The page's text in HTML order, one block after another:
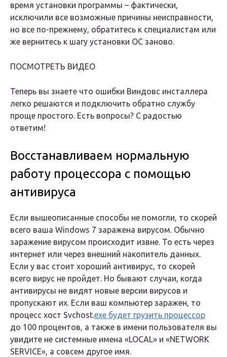
время установки программы – фактически,
исключили все возможные причины неисправности,
но все по-прежнему, обратитесь к специалистам или
же вернитесь к шагу установки ОС заново.
ПОСМОТРЕТЬ ВИДЕО
Теперь вы знаете что ошибки Виндовс инсталлера
легко решаются и подключить обратно службу
проще простого. Есть вопросы? С радостью
ответим!
Восстанавливаем нормальную
работу процессора с помощью
антивируса
Если вышеописанные способы не помогли, то скорей
всего ваша Windows 7 заражена вирусом. Обычно
заражение вирусом происходит извне. То есть через
интернет или через внешний накопитель данных.
Если у вас стоит хороший антивирус, то скорей
всего вирус не пройдет. Но бывают случаи, когда
антивирусы не видят новые версии вирусов и
пропускают их. Если ваш компьютер заражен, то
процесс хост Svchost.exe будет грузить процессор
до 100 процентов, а также в имени пользователя вы
увидите не системные имена «LOCAL» и «NETWORK
SERVICE», а совсем другое имя.